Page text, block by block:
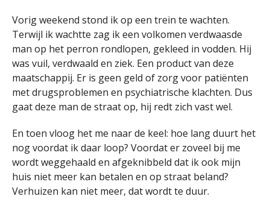
Vorig weekend stond ik op een trein te wachten.
Terwijl ik wachtte zag ik een volkomen verdwaasde
man op het perron rondlopen, gekleed in vodden. Hij
was vuil, verdwaald en ziek. Een product van deze
maatschappij. Er is geen geld of zorg voor patiënten
met drugsproblemen en psychiatrische klachten. Dus
gaat deze man de straat op, hij redt zich vast wel.
En toen vloog het me naar de keel: hoe lang duurt het
nog voordat ik daar loop? Voordat er zoveel bij me
wordt weggehaald en afgeknibbeld dat ik ook mijn
huis niet meer kan betalen en op straat beland?
Verhuizen kan niet meer, dat wordt te duur.